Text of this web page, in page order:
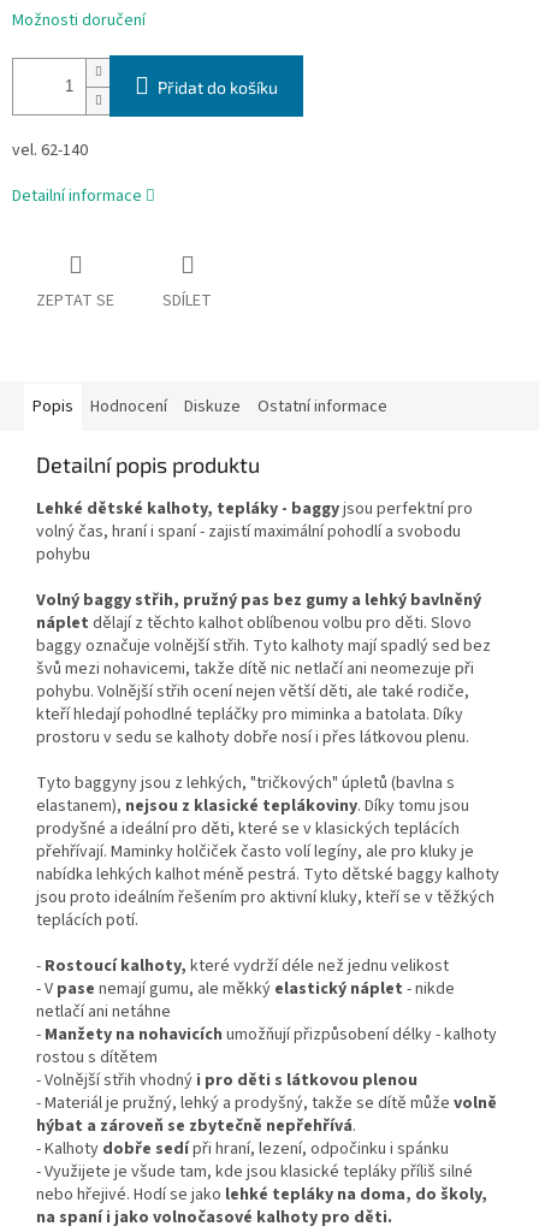
Možnosti doručení
Přidat do košíku
vel. 62-140
Detailní informace
ZEPTAT SE SDÍLET
Popis Hodnocení Diskuze Ostatní informace
Detailní popis produktu
Lehké dětské kalhoty, tepláky - baggyjsou perfektní pro
volný čas, hraní i spaní - zajistí maximální pohodlí a svobodu
pohybu
Volný baggy střih, pružný pas bez gumy a lehký bavlněný
náplet dělají z těchto kalhot oblíbenou volbu pro děti. Slovo
baggy označuje volnější střih. Tyto kalhoty mají spadlý sed bez
švů mezi nohavicemi, takže dítě nic netlačí ani neomezuje při
pohybu. Volnější střih ocení nejen větší děti, ale také rodiče,
kteří hledají pohodlné tepláčky pro miminka a batolata. Díky
prostoru v sedu se kalhoty dobře nosí i přes látkovou plenu.
Tyto baggyny jsou z lehkých, "tričkových" úpletů (bavlna s
elastanem), nejsou z klasické teplákoviny. Díky tomu jsou
prodyšné a ideální pro děti, které se v klasických teplácích
přehřívají. Maminky holčiček často volí legíny, ale pro kluky je
nabídka lehkých kalhot méně pestrá. Tyto dětské baggy kalhoty
jsou proto ideálním řešením pro aktivní kluky, kteří se v těžkých
teplácích potí.
- Rostoucí kalhoty, které vydrží déle než jednu velikost
- V pase nemají gumu, ale měkký elastický náplet - nikde
netlačí ani netáhne
- Manžety na nohavicích umožňují přizpůsobení délky - kalhoty
rostou s dítětem
- Volnější střih vhodný i pro děti s látkovou plenou
- Materiál je pružný, lehký a prodyšný, takže se dítě může volně
hýbat a zároveň se zbytečně nepřehřívá.
- Kalhoty dobře sedípři hraní, lezení, odpočinku i spánku
-Využijete je všude tam, kde jsou klasické tepláky příliš silné
nebo hřejivé. Hodí se jako lehké tepláky na doma, do školy,
na spaní i jako volnočasové kalhoty pro děti.